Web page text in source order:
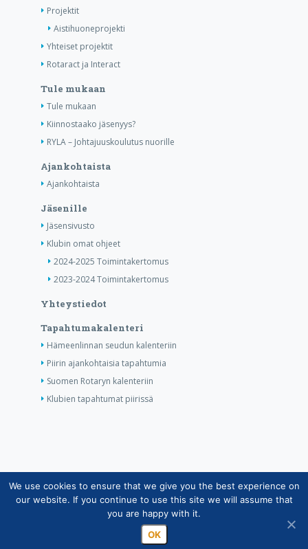
Projektit
Aistihuoneprojekti
Yhteiset projektit
Rotaract ja Interact
Tule mukaan
Tule mukaan
Kiinnostaako jäsenyys?
RYLA – Johtajuuskoulutus nuorille
Ajankohtaista
Ajankohtaista
Jäsenille
Jäsensivusto
Klubin omat ohjeet
2024-2025 Toimintakertomus
2023-2024 Toimintakertomus
Yhteystiedot
Tapahtumakalenteri
Hämeenlinnan seudun kalenteriin
Piirin ajankohtaisia tapahtumia
Suomen Rotaryn kalenteriin
Klubien tapahtumat piirissä
Copyright © Suomen Rotarypalvelu ry 2026 |
Jäsentietojärjestelmän tietosuojaseloste|Henkilötietojen
käsittely Rotarytoiminnassa
We use cookies to ensure that we give you the best experience on
our website. If you continue to use this site we will assume that
you are happy with it.
OK